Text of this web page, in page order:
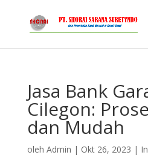
Jasa Bank
Cilegon:
dan Mudah
oleh Admin | Okt 26, 2023 |